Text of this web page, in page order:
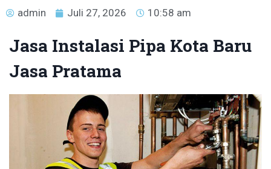
admin Juli 27, 2026 10:58 am
Jasa Instalasi Pipa Kota Baru
Jasa Pratama